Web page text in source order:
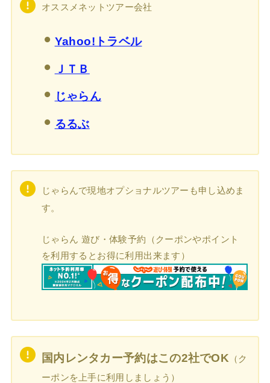
オススメネットツアー会社
Yahoo!トラベル
ＪＴＢ
じゃらん
るるぶ
じゃらんで現地オプショナルツアーも申し込めま
す。
じゃらん 遊び・体験予約（クーポンやポイント
を利用するとお得に利用出来ます）
国内レンタカー予約はこの2社でOK （ク
ーポンを上手に利用しましょう）